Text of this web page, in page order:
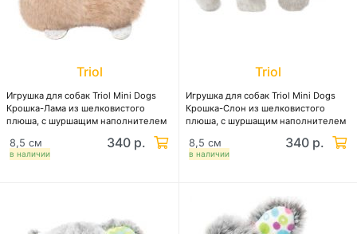
Triol
Игрушка для собак Triol Mini Dogs
Крошка-Лама из шелковистого
плюша, с шуршащим наполнителем
в наличии
8,5 см 340 р.
Triol
Игрушка для собак Triol Mini Dogs
Крошка-Слон из шелковистого
плюша, с шуршащим наполнителем
в наличии
8,5 см 340 р.